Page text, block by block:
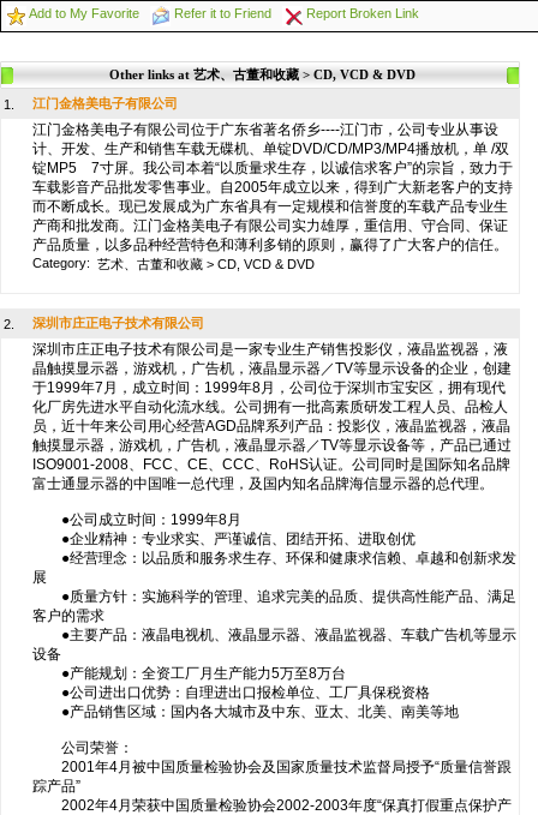
Add to My Favorite
Refer it to Friend Report Broken Link
Other links at 艺术、古董和收藏 > CD, VCD & DVD
1. 江门金格美电子有限公司
江门金格美电子有限公司位于广东省著名侨乡----江门市，公司专业从事设
计、开发、生产和销售车载无碟机、单锭DVD/CD/MP3/MP4播放机，单 /双
锭MP5 7寸屏。我公司本着“以质量求生存，以诚信求客户”的宗旨，致力于
车载影音产品批发零售事业。自2005年成立以来，得到广大新老客户的支持
而不断成长。现已发展成为广东省具有一定规模和信誉度的车载产品专业生
产商和批发商。江门金格美电子有限公司实力雄厚，重信用、守合同、保证
产品质量，以多品种经营特色和薄利多销的原则，赢得了广大客户的信任。
Category: 艺术、古董和收藏 > CD, VCD & DVD
2. 深圳市庄正电子技术有限公司
深圳市庄正电子技术有限公司是一家专业生产销售投影仪，液晶监视器，液
晶触摸显示器，游戏机，广告机，液晶显示器／TV等显示设备的企业，创建
于1999年7月，成立时间：1999年8月，公司位于深圳市宝安区，拥有现代
化厂房先进水平自动化流水线。公司拥有一批高素质研发工程人员、品检人
员，近十年来公司用心经营AGD品牌系列产品：投影仪，液晶监视器，液晶
触摸显示器，游戏机，广告机，液晶显示器／TV等显示设备等，产品已通过
ISO9001-2008、FCC、CE、CCC、RoHS认证。公司同时是国际知名品牌
富士通显示器的中国唯一总代理，及国内知名品牌海信显示器的总代理。
●公司成立时间：1999年8月
●企业精神：专业求实、严谨诚信、团结开拓、进取创优
●经营理念：以品质和服务求生存、环保和健康求信赖、卓越和创新求发
展
●质量方针：实施科学的管理、追求完美的品质、提供高性能产品、满足
客户的需求
●主要产品：液晶电视机、液晶显示器、液晶监视器、车载广告机等显示
设备
●产能规划：全资工厂月生产能力5万至8万台
●公司进出口优势：自理进出口报检单位、工厂具保税资格
●产品销售区域：国内各大城市及中东、亚太、北美、南美等地
公司荣誉：
2001年4月被中国质量检验协会及国家质量技术监督局授予“质量信誉跟
踪产品”
2002年4月荣获中国质量检验协会2002-2003年度“保真打假重点保护产